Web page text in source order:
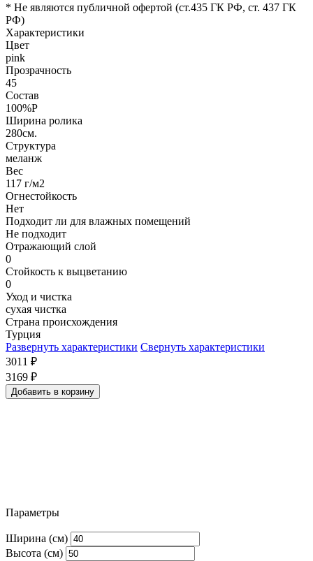
* Не являются публичной офертой (ст.435 ГК РФ, cт. 437 ГК
РФ)
Характеристики
Цвет
pink
Прозрачность
45
Состав
100%P
Ширина ролика
280см.
Структура
меланж
Вес
117 г/м2
Огнестойкость
Нет
Подходит ли для влажных помещений
Не подходит
Отражающий слой
0
Стойкость к выцветанию
0
Уход и чистка
сухая чистка
Страна происхождения
Турция
Развернуть характеристики Свернуть характеристики
3011 ₽
3169 ₽
Добавить в корзину
Параметры
Ширина (см)
Высота (см)